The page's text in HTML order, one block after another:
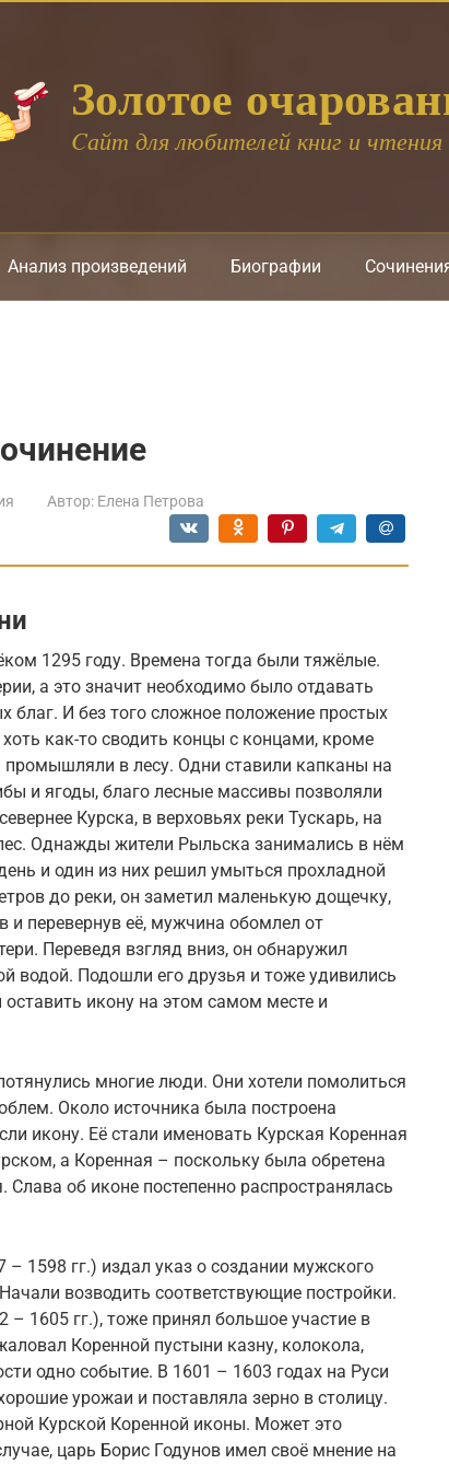
Золотое
Cайт для любителей книг и чтения
Анализ произведений Биографии
Автор: Елена Петрова
1295 году. Времена тогда были тяжёлые.
а это значит необходимо было отдавать
благ. И без того сложное положение простых
как-то сводить концы с концами, кроме
в лесу. Одни ставили капканы на
и ягоды, благо лесные массивы позволяли
Курска, в верховьях реки Тускарь, на
Однажды жители Рыльска занимались в нём
и один из них решил умыться прохладной
до реки, он заметил маленькую дощечку,
перевернув её, мужчина обомлел от
Переведя взгляд вниз, он обнаружил
водой. Подошли его друзья и тоже удивились
икону на этом самом месте и
многие люди. Они хотели помолиться
Около источника была построена
икону. Её стали именовать Курская Коренная
а Коренная – поскольку была обретена
об иконе постепенно распространялась
1598 гг.) издал указ о создании мужского
возводить соответствующие постройки.
– 1605 гг.), тоже принял большое участие в
Коренной пустыни казну, колокола,
одно событие. В 1601 – 1603 годах на Руси
урожаи и поставляла зерно в столицу.
Курской Коренной иконы. Может это
царь Борис Годунов имел своё мнение на